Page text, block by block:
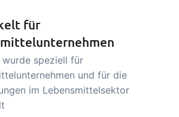
für
speziell für
und für die
im Lebensmittelsektor